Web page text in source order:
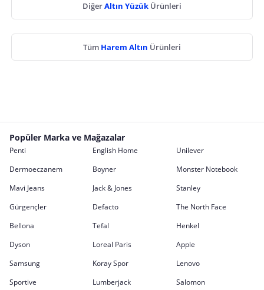
DiğerAltın Yüzük Ürünleri
Tüm Harem Altın Ürünleri
Popüler Marka ve Mağazalar
Penti English Home
Unilever
Dermoeczanem
Boyner
Monster Notebook
Mavi Jeans
Jack & Jones
Stanley
Gürgençler
Defacto
The North Face
Bellona
Tefal
Henkel
Dyson
Loreal Paris
Apple
Samsung
Koray Spor
Lenovo
Sportive
Lumberjack Salomon